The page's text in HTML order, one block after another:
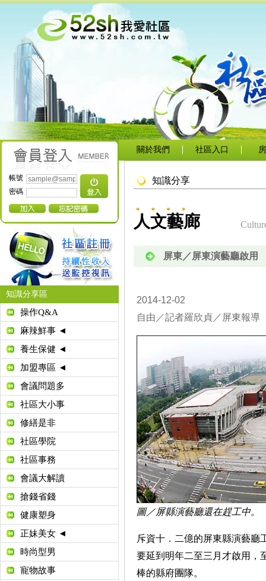
帳號
密碼
知識分享區
操作Q&A
麻辣鮮事 ◄
養生保健 ◄
加盟專區 ◄
會議問題多
社區大小事
修繕是非
社區學院
社區事務
會議大解讀
搶錢省錢
健康塑身
正妹美女 ◄
時尚型男
寵物故事
關於我們 社區入口
知識分享
人文藝廊
屏東／屏東演藝廳啟
2014-12-02
自由／記者羅欣貞／屏東報導
圖／屏縣演藝廳還在趕工中。
斥資十．二億的屏東縣演藝廳
要延到明年二至三月才啟用，
棒的縣府團隊。